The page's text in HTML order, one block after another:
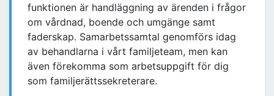
funktionen är handläggning av ärenden i frågor
om vårdnad, boende och umgänge samt
faderskap. Samarbetssamtal genomförs idag
av behandlarna i vårt familjeteam, men kan
även förekomma som arbetsuppgift för dig
som familjerättssekreterare.